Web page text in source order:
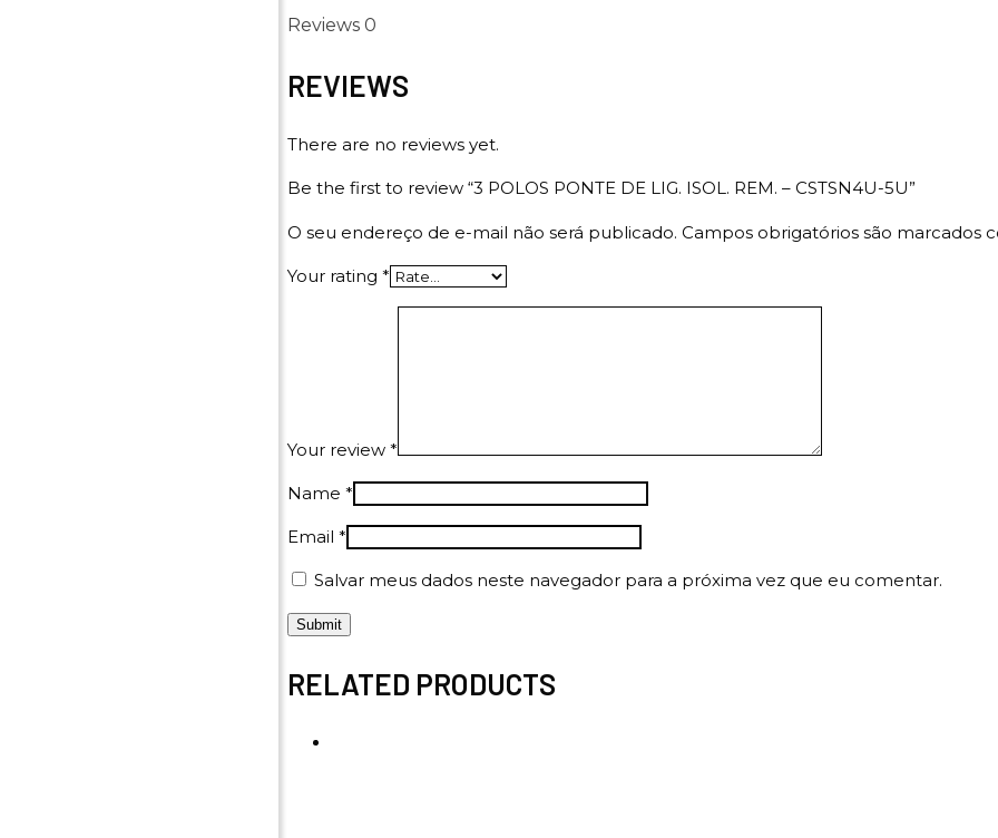
Reviews 0
REVIEWS
There are no reviews yet.
Be the first to review “3 POLOS PONTE DE LIG. ISOL. REM. – CSTSN4U-5U”
O seu endereço de e-mail não será publicado. Campos obrigatórios são marcados
Your rating *
Your review *
Name *
Email *
Salvar meus dados neste navegador para a próxima vez que eu comentar.
RELATED PRODUCTS